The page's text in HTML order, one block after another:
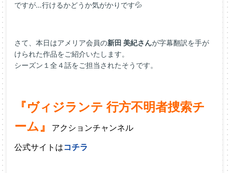
ですが…行けるかどうか気がかりです💦
さて、本日はアメリア会員の新田 美紀さんが字幕翻訳を手が
けられた作品をご紹介いたします。
シーズン１全４話をご担当されたそうです。
『ヴィジランテ 行方不明者捜索チ
ーム』
アクションチャンネル
公式サイトはコチラ